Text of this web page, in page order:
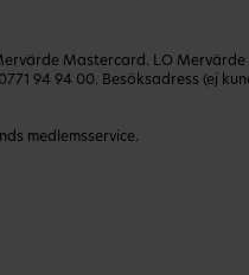
Mastercard. LO
0771 94 94 00. Besöksadress (ej
medlemsservice.